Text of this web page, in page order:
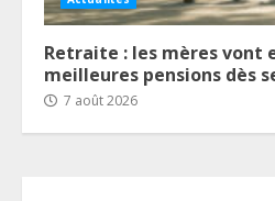
Retraite : les mères vont
meilleures pensions dès
7 août 2026